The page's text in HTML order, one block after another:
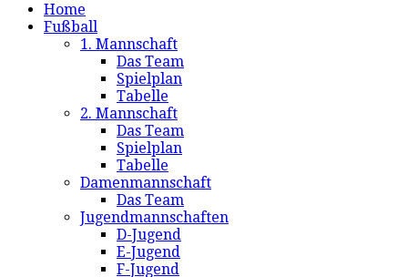
Home
Fußball
1. Mannschaft
Das Team
Spielplan
Tabelle
2. Mannschaft
Das Team
Spielplan
Tabelle
Damenmannschaft
Das Team
Jugendmannschaften
D-Jugend
E-Jugend
F-Jugend